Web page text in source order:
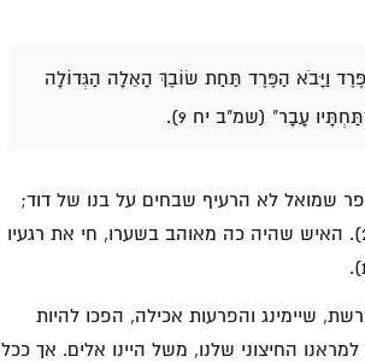
וַיָּבֹא הַפֶּרֶד תַּחַת שׂוֹבֶךְ הָאֵלָה הַגְּדוֹלָה
עָבָר" (שמ"ב יח 9).
שמואל לא הרעיף שבחים על בנו של דוד;
הוא למעשה הכין את הבמה לנפילתו הטרגית (ראו שמ"ב יד 26-25). האיש שהיה כה מאוהב בשערו, חי את רגעיו
שיימינג והפרעות אכילה, הפכו להיות
החיצוני שלנו, משל היינו אלים. אך ככל